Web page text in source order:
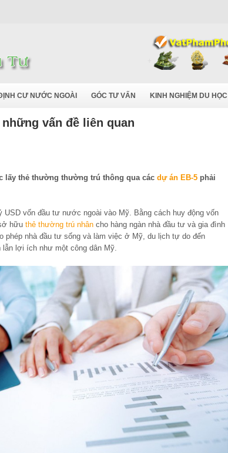
CƯ NƯỚC NGOÀI GÓC TƯ VẤN KINH NGHIỆM DU HỌC
vấn đề liên quan
lấy thẻ thường thường trú thông qua các dự án EB-5 phải
vốn đầu tư nước ngoài vào Mỹ. Bằng cách huy động vốn
hữu thẻ thường trú nhân cho hàng ngàn nhà đầu tư và gia đình
phép nhà đầu tư sống và làm việc ở Mỹ, du lịch tự do đến
lợi ích như một công dân Mỹ.